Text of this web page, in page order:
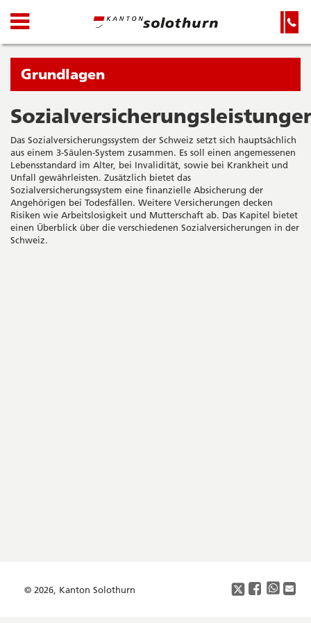
Kanton
Solothurn
Wichtige
Seiten
Startseite
Hauptnavigation
Inhalt
Sitemap
Suche
Navigation
und
Suche
Navigation
Sie
befinden
sich
gerade
in:
Grundlagen
Das Sozialversicherungssystem der Schweiz setzt sich hauptsächlich
aus einem 3-Säulen-System zusammen. Es soll einen angemessenen
Lebensstandard im Alter, bei Invalidität, sowie bei Krankheit und
Unfall gewährleisten. Zusätzlich bietet das
Sozialversicherungssystem eine finanzielle Absicherung der
Angehörigen bei Todesfällen. Weitere Versicherungen decken
Risiken wie Arbeitslosigkeit und Mutterschaft ab. Das Kapitel bietet
einen Überblick über die verschiedenen Sozialversicherungen in der
Schweiz.
© 2026, Kanton Solothurn